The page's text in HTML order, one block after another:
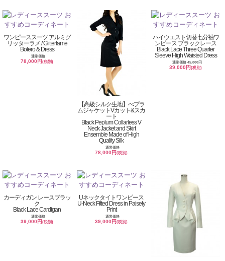
ワンピーススーツ アルミグ
リッターラメ / Glitterlame
Bolero & Dress
通常価格
78,000円(税別)
【高級シルク生地】ぺプラ
ムジャケットVカット&スカ
ート
Black Peplum Collarless V
Neck Jacket and Skirt
Ensemble Made of High
Quality Silk
通常価格
78,000円(税別)
ハイウエスト切替七分袖ワ
ンピース ブラックレース
Black Lace Three Quarter
Sleeve High Waisted Dress
通常価格 45,000円
39,000円(税別)
カーディガン レースブラッ
ク
Black Lace Cardigan
通常価格
39,000円(税別)
Uネックタイトワンピース
U-Neck Fitted Dress in Paisely
Print
通常価格
39,000円(税別)